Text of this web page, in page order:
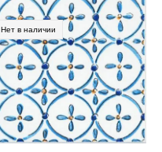
Нет в наличии